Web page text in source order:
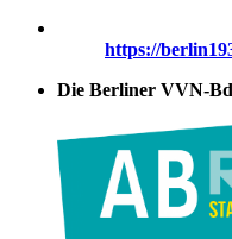
https://
Die Berliner VVN-